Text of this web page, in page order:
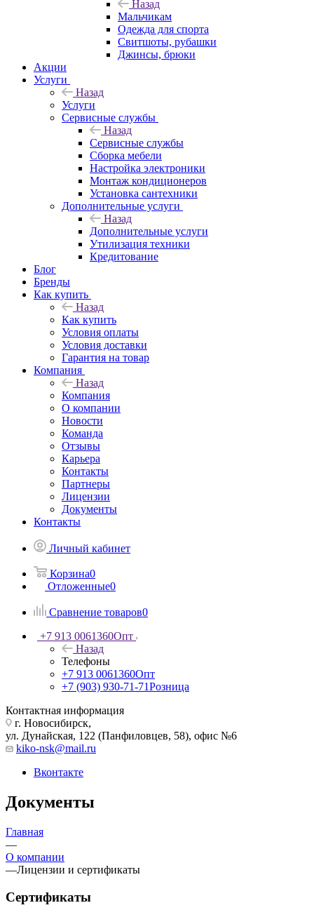
Назад
Мальчикам
Одежда для спорта
Свитшоты, рубашки
Джинсы, брюки
Акции
Услуги
Назад
Услуги
Сервисные службы
Назад
Сервисные службы
Сборка мебели
Настройка электроники
Монтаж кондиционеров
Установка сантехники
Дополнительные услуги
Назад
Дополнительные услуги
Утилизация техники
Кредитование
Блог
Бренды
Как купить
Назад
Как купить
Условия оплаты
Условия доставки
Гарантия на товар
Компания
Назад
Компания
О компании
Новости
Команда
Отзывы
Карьера
Контакты
Партнеры
Лицензии
Документы
Контакты
Личный кабинет
Корзина0
Отложенные0
Сравнение товаров0
+7 913 0061360Опт
Назад
Телефоны
+7 913 0061360Опт
+7 (903) 930-71-71Розница
Контактная информация
г. Новосибирск,
ул. Дунайская, 122 (Панфиловцев, 58), офис №6
kiko-nsk@mail.ru
Вконтакте
Документы
Главная
—
О компании
—Лицензии и сертификаты
Сертификаты